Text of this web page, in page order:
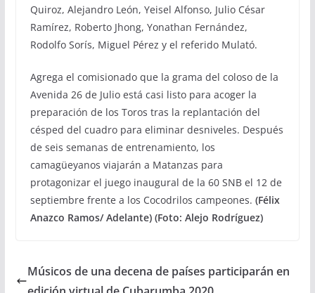
Quiroz, Alejandro León, Yeisel Alfonso, Julio César
Ramírez, Roberto Jhong, Yonathan Fernández,
Rodolfo Sorís, Miguel Pérez y el referido Mulató.
Agrega el comisionado que la grama del coloso de la
Avenida 26 de Julio está casi listo para acoger la
preparación de los Toros tras la replantación del
césped del cuadro para eliminar desniveles. Después
de seis semanas de entrenamiento, los
camagüeyanos viajarán a Matanzas para
protagonizar el juego inaugural de la 60 SNB el 12 de
septiembre frente a los Cocodrilos campeones. (Félix
Anazco Ramos/ Adelante) (Foto: Alejo Rodríguez)
Músicos de una decena de países participarán en